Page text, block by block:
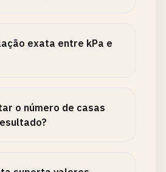
exata entre kPa e
o número de casas